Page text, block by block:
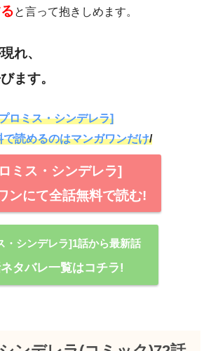
と言って抱きしめます。
れ、
ます。
ロミス・シンデレラ]
で読めるのはマンガワンだけ/
ミス・シンデレラ]
ンにて全話無料で読む!
・シンデレラ]1話から最新話
タバレ一覧はコチラ!